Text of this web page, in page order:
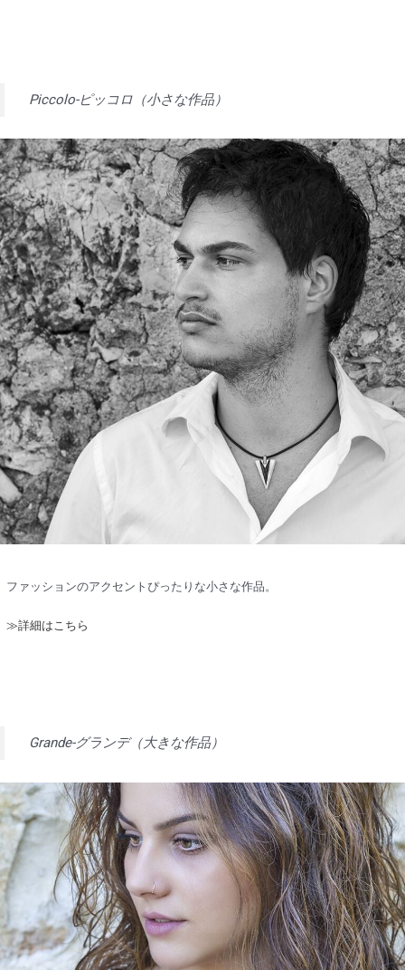
Piccolo-ピッコロ（小さな作品）
ファッションのアクセントぴったりな小さな作品。
≫詳細はこちら
Grande-グランデ（大きな作品）